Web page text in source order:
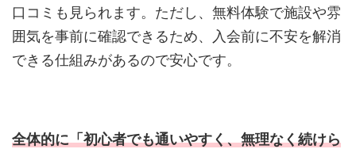
口コミも見られます。ただし、無料体験で施設や雰
囲気を事前に確認できるため、入会前に不安を解消
できる仕組みがあるので安心です。
全体的に「初心者でも通いやすく、無理なく続けら